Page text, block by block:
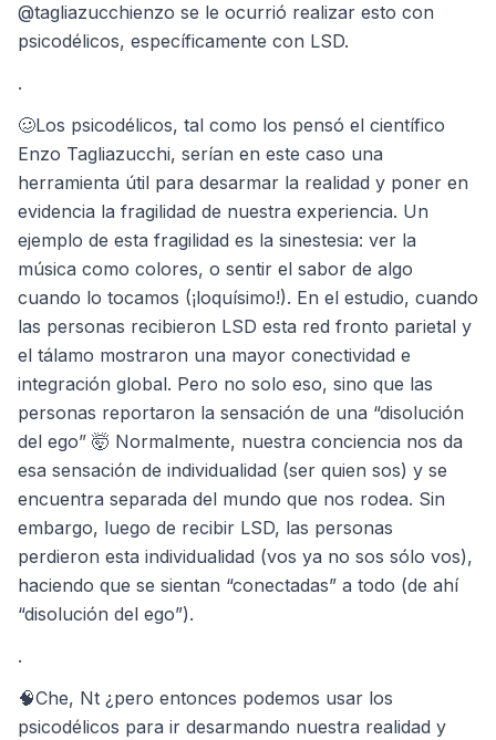
@tagliazucchienzo se le ocurrió realizar esto con
psicodélicos, específicamente con LSD.
.
🥴Los psicodélicos, tal como los pensó el científico
Enzo Tagliazucchi, serían en este caso una
herramienta útil para desarmar la realidad y poner en
evidencia la fragilidad de nuestra experiencia. Un
ejemplo de esta fragilidad es la sinestesia: ver la
música como colores, o sentir el sabor de algo
cuando lo tocamos (¡loquísimo!). En el estudio, cuando
las personas recibieron LSD esta red fronto parietal y
el tálamo mostraron una mayor conectividad e
integración global. Pero no solo eso, sino que las
personas reportaron la sensación de una “disolución
del ego” 🤯 Normalmente, nuestra conciencia nos da
esa sensación de individualidad (ser quien sos) y se
encuentra separada del mundo que nos rodea. Sin
embargo, luego de recibir LSD, las personas
perdieron esta individualidad (vos ya no sos sólo vos),
haciendo que se sientan “conectadas” a todo (de ahí
“disolución del ego”).
.
🧠Che, Nt ¿pero entonces podemos usar los
psicodélicos para ir desarmando nuestra realidad y